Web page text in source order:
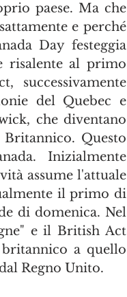
paese. Ma che
e perché
Day festeggia
risalente al primo
del Quebec e
che diventano
Questo
Inizialmente
assume l'attuale
il primo di
di domenica. Nel
e il British Act
a quello
Regno Unito.